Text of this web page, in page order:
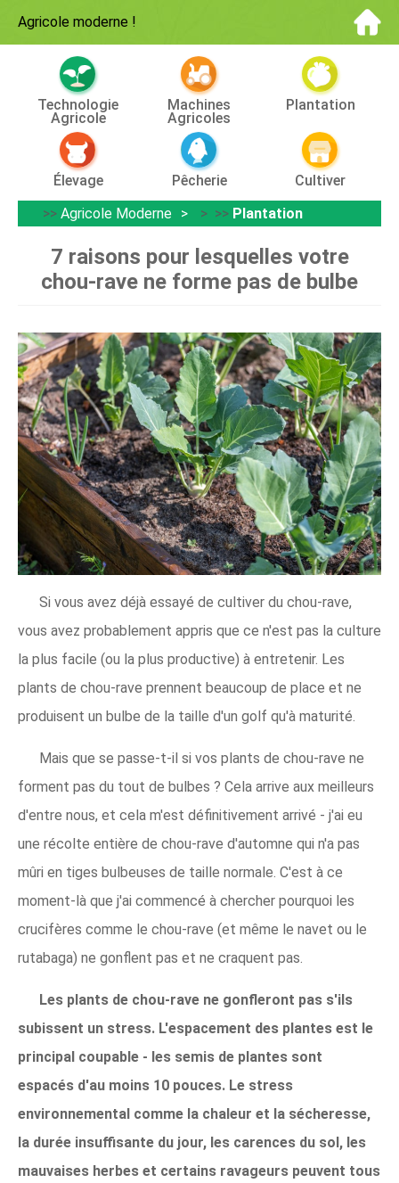
Agricole moderne !
Technologie
Agricole
Machines
Agricoles
Plantation
Élevage Pêcherie
Cultiver
>> Agricole Moderne > >> Plantation
7 raisons pour lesquelles votre
chou-rave ne forme pas de bulbe
Si vous avez déjà essayé de cultiver du chou-rave,
vous avez probablement appris que ce n'est pas la culture
la plus facile (ou la plus productive) à entretenir. Les
plants de chou-rave prennent beaucoup de place et ne
produisent un bulbe de la taille d'un golf qu'à maturité.
Mais que se passe-t-il si vos plants de chou-rave ne
forment pas du tout de bulbes ? Cela arrive aux meilleurs
d'entre nous, et cela m'est définitivement arrivé - j'ai eu
une récolte entière de chou-rave d'automne qui n'a pas
mûri en tiges bulbeuses de taille normale. C'est à ce
moment-là que j'ai commencé à chercher pourquoi les
crucifères comme le chou-rave (et même le navet ou le
rutabaga) ne gonflent pas et ne craquent pas.
Les plants de chou-rave ne gonfleront pas s'ils
subissent un stress. L'espacement des plantes est le
principal coupable - les semis de plantes sont
espacés d'au moins 10 pouces. Le stress
environnemental comme la chaleur et la sécheresse,
la durée insuffisante du jour, les carences du sol, les
mauvaises herbes et certains ravageurs peuvent tous